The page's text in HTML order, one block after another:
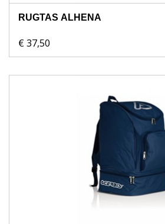
RUGTAS ALHENA
€ 37,50